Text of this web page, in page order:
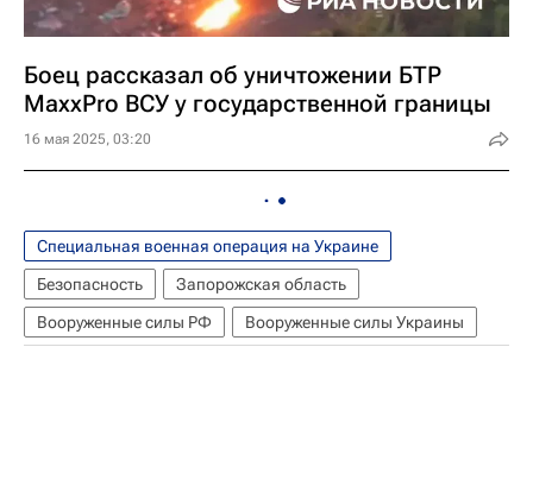
Боец рассказал об уничтожении БТР
MaxxPro ВСУ у государственной границы
16 мая 2025, 03:20
Специальная военная операция на Украине
Безопасность
Запорожская область
Вооруженные силы РФ
Вооруженные силы Украины